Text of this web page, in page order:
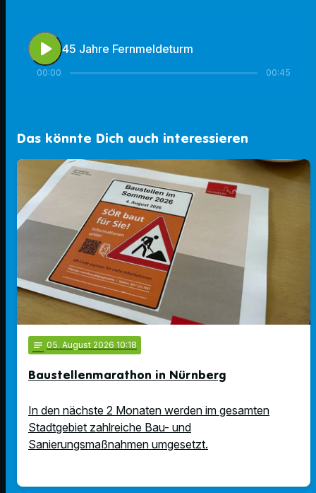
play_arrow 45 Jahre Fernmeldeturm
00:00 00:45
Das könnte Dich auch interessieren
notes 05. August 2026 10:18
Baustellenmarathon in Nürnberg
In den nächste 2 Monaten werden im gesamten
Stadtgebiet zahlreiche Bau- und
Sanierungsmaßnahmen umgesetzt.